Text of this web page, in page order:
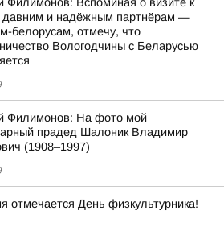
и надёжным партнёрам —
белорусам, отмечу, что
Вологодчины с Беларусью
Филимонов: На фото мой
прадед Шалоник Владимир
(1908–1997)
отмечается День физкультурника!